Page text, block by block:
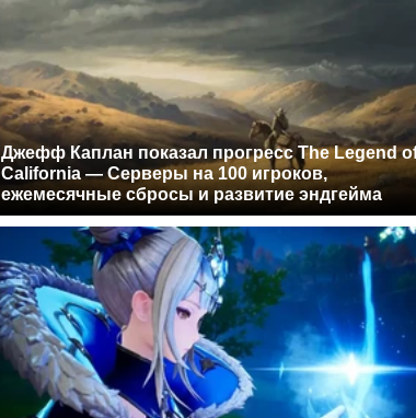
Джефф Каплан показал прогресс The Legend
California — Серверы на 100 игроков,
ежемесячные сбросы и развитие эндгейма